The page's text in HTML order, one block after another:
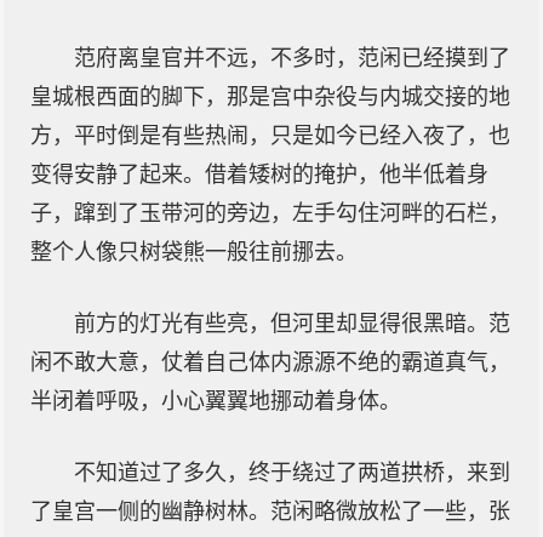
范府离皇官并不远，不多时，范闲已经摸到了
皇城根西面的脚下，那是宫中杂役与内城交接的地
方，平时倒是有些热闹，只是如今已经入夜了，也
变得安静了起来。借着矮树的掩护，他半低着身
子，蹿到了玉带河的旁边，左手勾住河畔的石栏，
整个人像只树袋熊一般往前挪去。
前方的灯光有些亮，但河里却显得很黑暗。范
闲不敢大意，仗着自己体内源源不绝的霸道真气，
半闭着呼吸，小心翼翼地挪动着身体。
不知道过了多久，终于绕过了两道拱桥，来到
了皇宫一侧的幽静树林。范闲略微放松了一些，张